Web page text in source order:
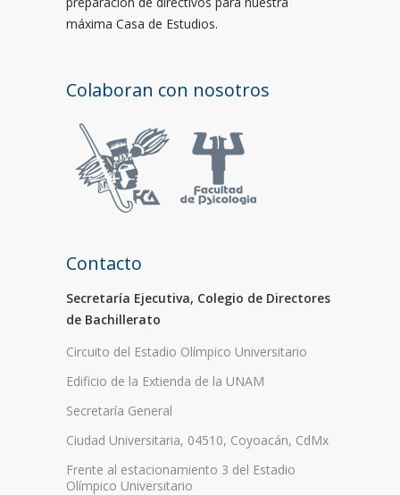
máxima Casa de Estudios.
Colaboran con nosotros
Contacto
Secretaría Ejecutiva, Colegio de Directores
de Bachillerato
Circuito del Estadio Olímpico Universitario
Edificio de la Extienda de la UNAM
Secretaría General
Ciudad Universitaria, 04510, Coyoacán, CdMx
Frente al estacionamiento 3 del Estadio
Olímpico Universitario